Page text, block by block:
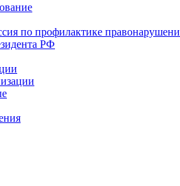
по профилактике
РФ